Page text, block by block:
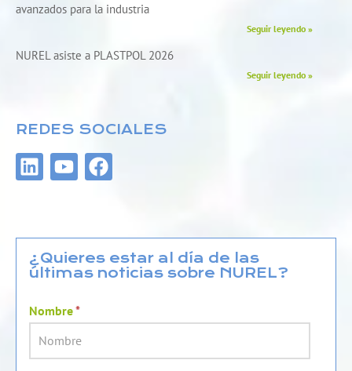
avanzados para la industria
Seguir leyendo »
NUREL asiste a PLASTPOL 2026
Seguir leyendo »
REDES SOCIALES
L
i
e
d
i
Y
o
u
b
e
F
a
b
o
o
¿Quieres estar al día de las
últimas noticias sobre NUREL?
Nombre*